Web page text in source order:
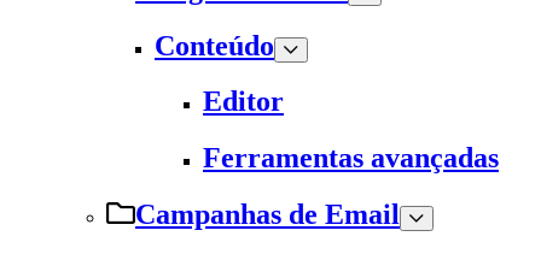
Conteúdo
Editor
Ferramentas avançadas
Campanhas de Email